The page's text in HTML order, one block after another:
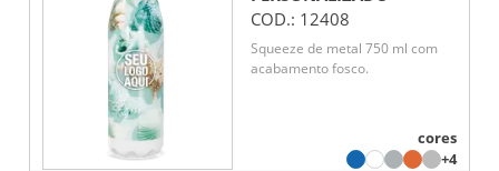
COD.: 12408
Squeeze de metal 750 ml com
acabamento fosco.
cores
+4